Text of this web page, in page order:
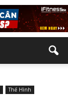
Thể Hình